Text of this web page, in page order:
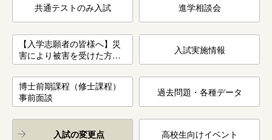
共通テストのみ入試 進学相談会
【入学志願者の皆様へ】災
害により被害を受けた方を
対象とした入学試験検定料
の免除について
入試実施情報
博士前期課程（修士課程）
事前面談
過去問題・各種データ
入試の変更点 高校生向けイベント